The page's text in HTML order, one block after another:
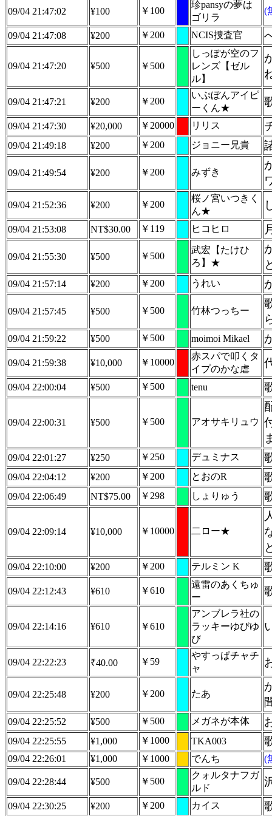
09/04 21:47:02 ¥100 ￥100
珍pansyの夢は
ゴリラ
(
09/04 21:47:08 ¥200 ￥200 NCIS捜査官
09/04 21:47:20 ¥500 ￥500
しっぽが空のフ
レンズ【ゼル
ル】
09/04 21:47:21 ¥200 ￥200
いぷぼんアイピ
ーくん★
09/04 21:47:30 ¥20,000 ￥20000 リリス
09/04 21:49:18 ¥200 ￥200 ジョニー兄貴
09/04 21:49:54 ¥200 ￥200 みずき
09/04 21:52:36 ¥200 ￥200
桜ノ宮いつきく
ん★
09/04 21:53:08 NT$30.00 ￥119 ヒコヒロ
09/04 21:55:30 ¥500 ￥500
武宏【たけひ
ろ】★
09/04 21:57:14 ¥200 ￥200 うれい
09/04 21:57:45 ¥500 ￥500 竹林つっちー
09/04 21:59:22 ¥500 ￥500 moimoi Mikael
09/04 21:59:38 ¥10,000 ￥10000
赤スパで叩くタ
イプのかな虐
09/04 22:00:04 ¥500 ￥500 tenu
09/04 22:00:31 ¥500 ￥500 アオサキリュウ
09/04 22:01:27 ¥250 ￥250 デュミナス
09/04 22:04:12 ¥200 ￥200 とおのR
09/04 22:06:49 NT$75.00 ￥298 しょりゅう
09/04 22:09:14 ¥10,000 ￥10000 二ロー★
09/04 22:10:00 ¥200 ￥200 テルミン K
09/04 22:12:43 ¥610 ￥610
遠雷のあくちゅ
ー
09/04 22:14:16 ¥610 ￥610
アンブレラ社の
ラッキーゆびゆ
び
09/04 22:22:23 ₹40.00 ￥59
やすっぱチャチ
ャ
09/04 22:25:48 ¥200 ￥200 たあ
09/04 22:25:52 ¥500 ￥500 メガネが本体
09/04 22:25:55 ¥1,000 ￥1000 TKA003
09/04 22:26:01 ¥1,000 ￥1000 でんち (
09/04 22:28:44 ¥500 ￥500
クォルタナフガ
ルド
09/04 22:30:25 ¥200 ￥200 カイス